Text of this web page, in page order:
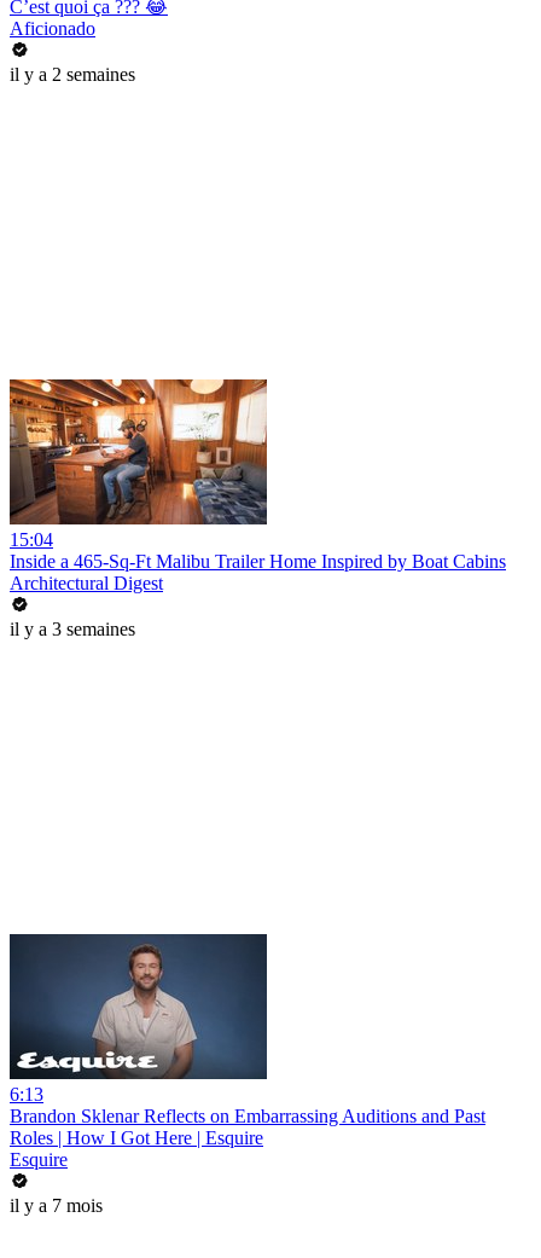
C’est quoi ça ??? 😂
Aficionado
il y a 2 semaines
15:04
Inside a 465-Sq-Ft Malibu Trailer Home Inspired by Boat Cabins
Architectural Digest
il y a 3 semaines
6:13
Brandon Sklenar Reflects on Embarrassing Auditions and Past
Roles | How I Got Here | Esquire
Esquire
il y a 7 mois